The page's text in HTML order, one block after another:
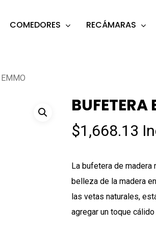
COMEDORES RECÁMARAS
EMMO
BUFETERA
$1,668.13
La bufetera de madera
belleza de la madera
las vetas naturales,
agregar un toque